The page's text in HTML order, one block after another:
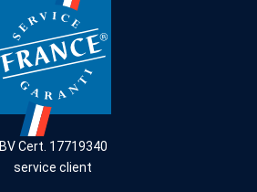
BV Cert. 17719340
service client